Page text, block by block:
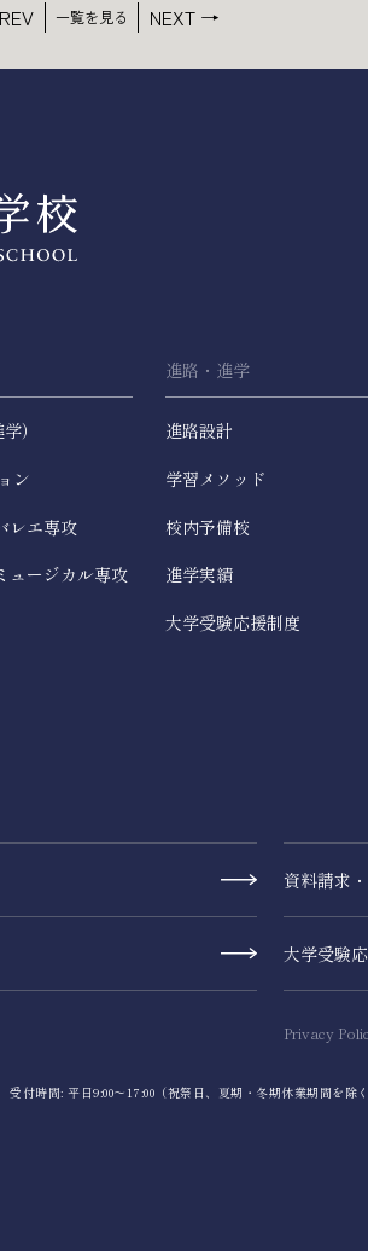
一覧を見る NEXT →
）
ン
レエ専攻
ュージカル専攻
進路・進学
進路設計
学習メソッド
校内予備校
進学実績
大学受験応援制度
資料請求
大学受験
Privacy
時間: 平日9:00～17:00（祝祭日、夏期・冬期休業期間を除く